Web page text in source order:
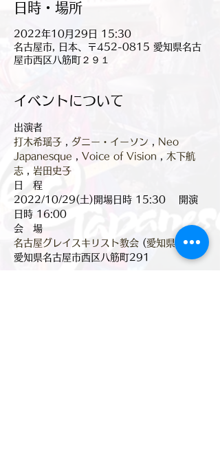
日時・場所
2022年10月29日 15:30
名古屋市, 日本、〒452-0815 愛知県名古
屋市西区八筋町２９１
イベントについて
打木希瑶子 , ダニー・イーソン , Neo
Japanesque , Voice of Vision , 木下航
志 , 岩田史子
日　程
2022/10/29(土)開場日時 15:30　 開演
日時 16:00
名古屋グレイスキリスト教会 ( 愛知県
愛知県名古屋市西区八筋町291